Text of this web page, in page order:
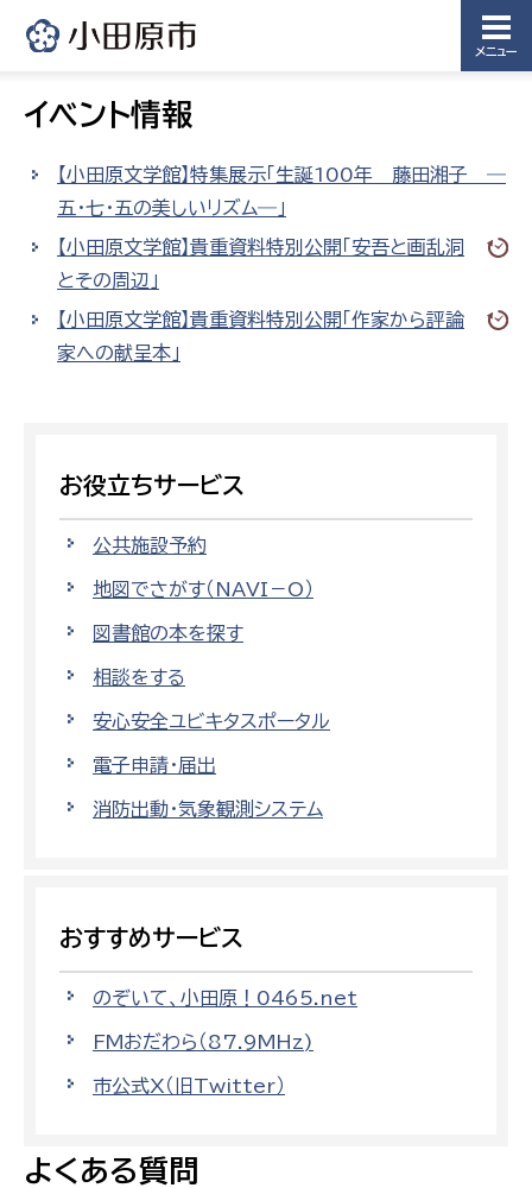
メニュー
イベント情報
【小田原文学館】特集展示「生誕100年 藤田湘子 ―
五・七・五の美しいリズム―」
【小田原文学館】貴重資料特別公開「安吾と画乱洞
とその周辺」
【小田原文学館】貴重資料特別公開「作家から評論
家への献呈本」
お役立ちサービス
公共施設予約
地図でさがす（NAVI－O）
図書館の本を探す
相談をする
安心安全ユビキタスポータル
電子申請・届出
消防出動・気象観測システム
おすすめサービス
のぞいて、小田原！0465.net
FMおだわら（87.9MHz)
市公式X（旧Twitter）
よくある質問